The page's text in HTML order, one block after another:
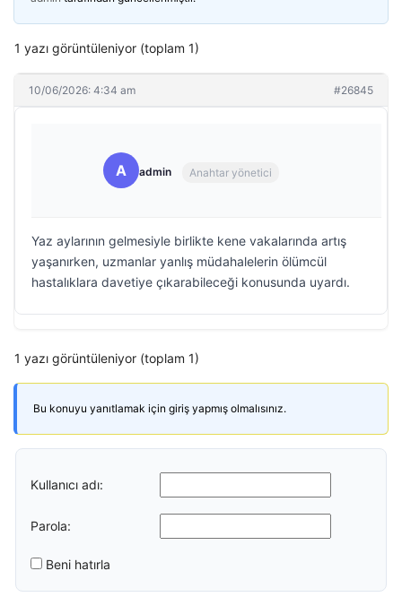
1 yazı görüntüleniyor (toplam 1)
10/06/2026: 4:34 am #26845
A admin Anahtar yönetici
Yaz aylarının gelmesiyle birlikte kene vakalarında artış
yaşanırken, uzmanlar yanlış müdahalelerin ölümcül
hastalıklara davetiye çıkarabileceği konusunda uyardı.
1 yazı görüntüleniyor (toplam 1)
Bu konuyu yanıtlamak için giriş yapmış olmalısınız.
Kullanıcı adı:
Parola:
Beni hatırla